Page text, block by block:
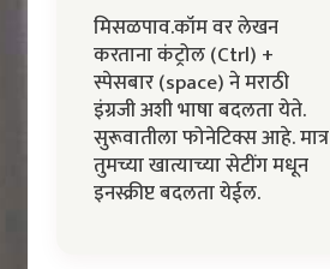
मिसळपाव.कॉम वर लेखन
करताना कंट्रोल (Ctrl) +
स्पेसबार (space) ने मराठी
इंग्रजी अशी भाषा बदलता येते.
सुरूवातीला फोनेटिक्स आहे. मात्र
तुमच्या खात्याच्या सेटींग मधून
इनस्क्रीप्ट बदलता येईल.